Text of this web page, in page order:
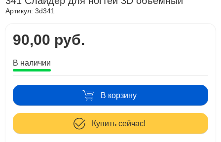
Артикул:3d341
90,00 руб.
В наличии
В корзину
Купить сейчас!